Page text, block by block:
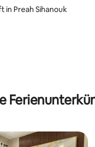
in Preah Sihanouk